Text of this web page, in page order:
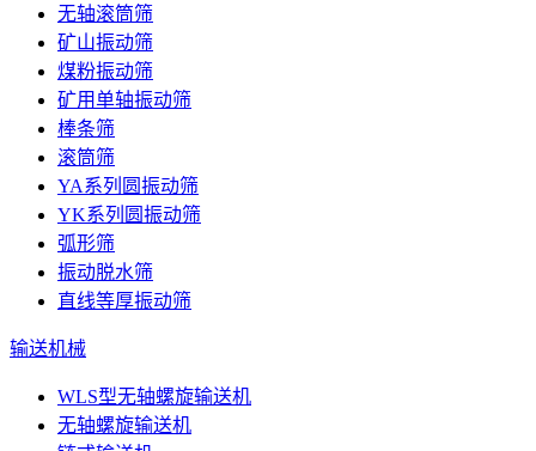
无轴滚筒筛
矿山振动筛
煤粉振动筛
矿用单轴振动筛
棒条筛
滚筒筛
YA系列圆振动筛
YK系列圆振动筛
弧形筛
振动脱水筛
直线等厚振动筛
输送机械
WLS型无轴螺旋输送机
无轴螺旋输送机